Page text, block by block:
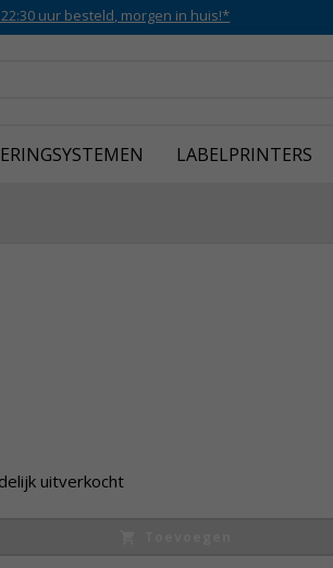
uur besteld, morgen in huis!*
LABELPRINTERS
uitverkocht